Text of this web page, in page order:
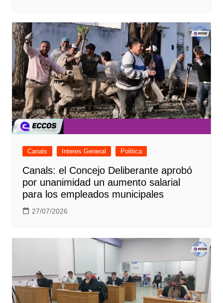
Canals Interes General Politica
Canals: el Concejo Deliberante aprobó
por unanimidad un aumento salarial
para los empleados municipales
27/07/2026